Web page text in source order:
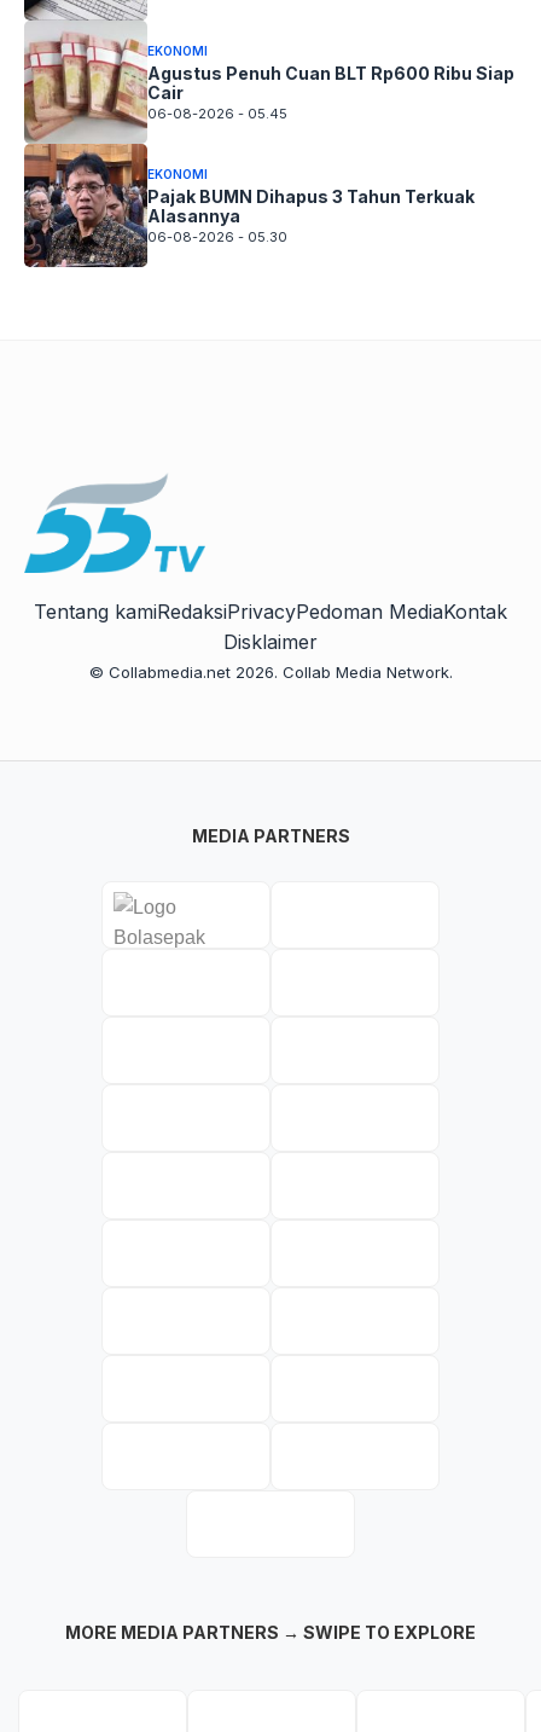
EKONOMI
Agustus Penuh Cuan BLT Rp600 Ribu Siap
Cair
06-08-2026 - 05.45
EKONOMI
Pajak BUMN Dihapus 3 Tahun Terkuak
Alasannya
06-08-2026 - 05.30
Tentang kamiRedaksiPrivacyPedoman MediaKontak
Disklaimer
© Collabmedia.net 2026. Collab Media Network.
MEDIA PARTNERS
MORE MEDIA PARTNERS → SWIPE TO EXPLORE